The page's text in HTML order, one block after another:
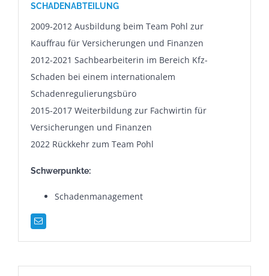
SCHADENABTEILUNG
2009-2012 Ausbildung beim Team Pohl zur
Kauffrau für Versicherungen und Finanzen
2012-2021 Sachbearbeiterin im Bereich Kfz-
Schaden bei einem internationalem
Schadenregulierungsbüro
2015-2017 Weiterbildung zur Fachwirtin für
Versicherungen und Finanzen
2022 Rückkehr zum Team Pohl
Schwerpunkte:
Schadenmanagement